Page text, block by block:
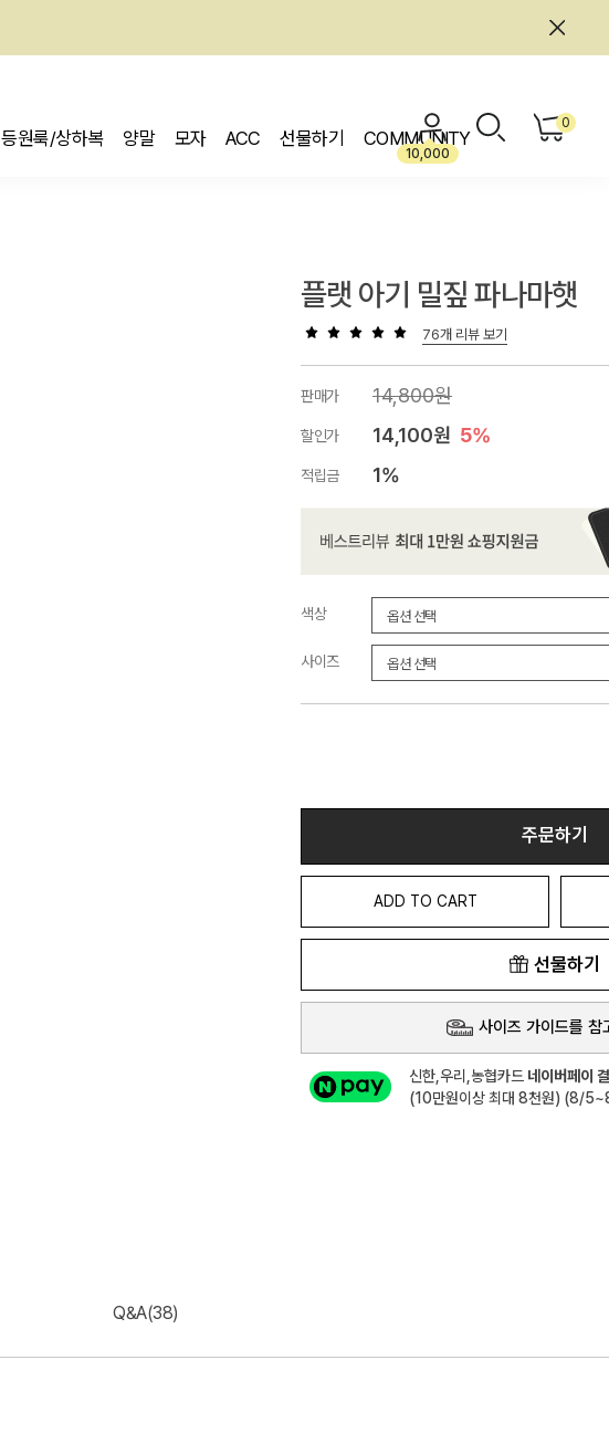
등원룩/상하복 양말 모자 ACC 선물하기 COMMUNITY
10,000
0
플랫 아기 밀짚 파나마햇
76개 리뷰 보기
판매가 14,800원
할인가 14,100원 5%
적립금 1%
색상
사이즈
주문하기
ADD TO CART
선물하기
사이즈 가이드를 참
신한,우리,농협카드 네이버페이
(10만원이상 최대 8천원) (8/
Q&A(38)